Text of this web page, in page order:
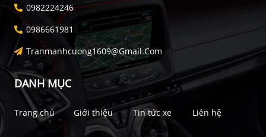
0982224246
0986661981
Tranmanhcuong1609@gmail.com
DANH MỤC
Trang chủ Giới thiệu Tin tức xe Liên hệ